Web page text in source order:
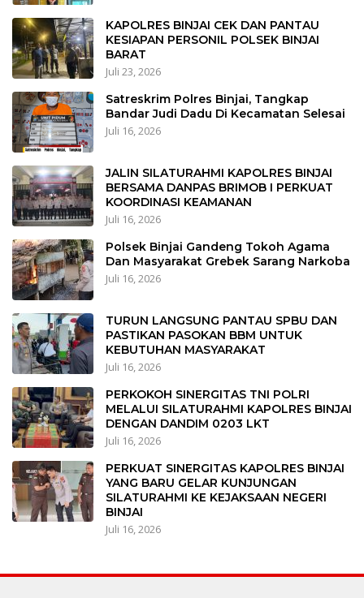
KAPOLRES BINJAI CEK DAN PANTAU
KESIAPAN PERSONIL POLSEK BINJAI
BARAT
Juli 23, 2026
Satreskrim Polres Binjai, Tangkap
Bandar Judi Dadu Di Kecamatan Selesai
Juli 16, 2026
JALIN SILATURAHMI KAPOLRES BINJAI
BERSAMA DANPAS BRIMOB I PERKUAT
KOORDINASI KEAMANAN
Juli 16, 2026
Polsek Binjai Gandeng Tokoh Agama
Dan Masyarakat Grebek Sarang Narkoba
Juli 16, 2026
TURUN LANGSUNG PANTAU SPBU DAN
PASTIKAN PASOKAN BBM UNTUK
KEBUTUHAN MASYARAKAT
Juli 16, 2026
PERKOKOH SINERGITAS TNI POLRI
MELALUI SILATURAHMI KAPOLRES BINJAI
DENGAN DANDIM 0203 LKT
Juli 16, 2026
PERKUAT SINERGITAS KAPOLRES BINJAI
YANG BARU GELAR KUNJUNGAN
SILATURAHMI KE KEJAKSAAN NEGERI
BINJAI
Juli 16, 2026